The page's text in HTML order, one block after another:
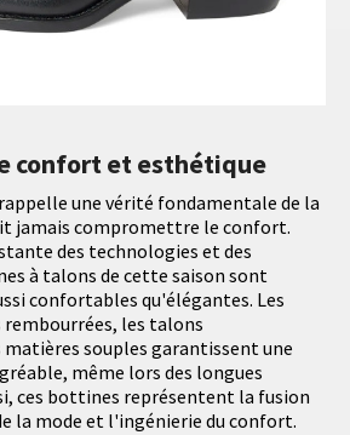
confort et esthétique
une vérité fondamentale de la
jamais compromettre le confort.
des technologies et des
à talons de cette saison sont
confortables qu'élégantes. Les
les talons
souples garantissent une
même lors des longues
ces bottines représentent la fusion
la mode et l'ingénierie du confort.